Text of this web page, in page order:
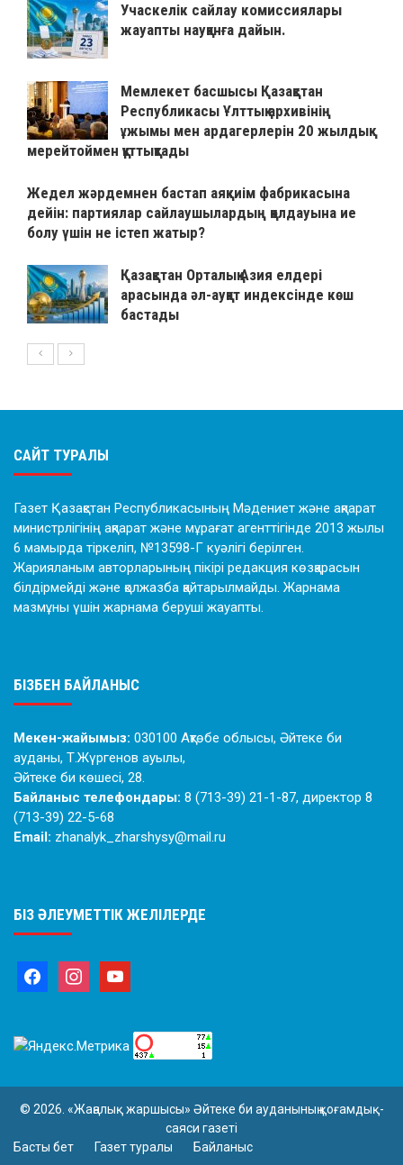
Учаскелік сайлау комиссиялары
жауапты науқанға дайын.
Мемлекет басшысы Қазақстан
Республикасы Ұлттық архивінің
ұжымы мен ардагерлерін 20 жылдық
мерейтоймен құттықтады
Жедел жәрдемнен бастап аяқкиім фабрикасына
дейін: партиялар сайлаушылардың қолдауына ие
болу үшін не істеп жатыр?
Қазақстан Орталық Азия елдері
арасында әл-ауқат индексінде көш
бастады
САЙТ ТУРАЛЫ
Газет Қазақстан Республикасының Мәдениет және ақпарат
министрлігінің ақпарат және мұрағат агенттігінде 2013 жылы
6 мамырда тіркеліп, №13598-Г куәлігі берілген.
Жарияланым авторларының пікірі редакция көзқарасын
білдірмейді және қолжазба қайтарылмайды. Жарнама
мазмұны үшін жарнама беруші жауапты.
БІЗБЕН БАЙЛАНЫС
Мекен-жайымыз: 030100 Ақтөбе облысы, Әйтеке би
ауданы, Т.Жүргенов ауылы,
Әйтеке би көшесі, 28.
Байланыс телефондары: 8 (713-39) 21-1-87, директор 8
(713-39) 22-5-68
Email: zhanalyk_zharshysy@mail.ru
БІЗ ӘЛЕУМЕТТІК ЖЕЛІЛЕРДЕ
© 2026. «Жаңалық жаршысы» Әйтеке би ауданының қоғамдық-
саяси газеті
Басты бет
Газет туралы Байланыс